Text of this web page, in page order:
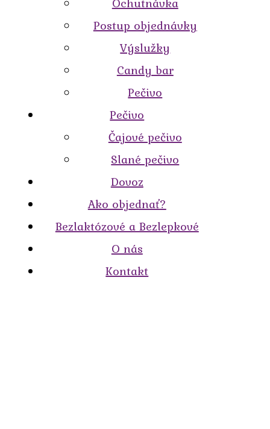
Postup objednávky
Výslužky
Candy bar
Pečivo
Pečivo
Čajové pečivo
Slané pečivo
Dovoz
Ako objednať?
Bezlaktózové a Bezlepkové
O nás
Kontakt